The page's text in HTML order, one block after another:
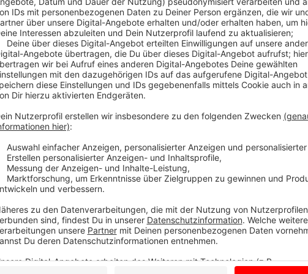
Tom Hoppe
Facts for Fun: "Straftat
Anzeige
Facts for Fun mit Tom Hoppe
Anzeige
Wenn andere euch nur Fakten, Fakten, Fakten um
Portion Humor mit rein. Von kurios bis erhellend -
anders und erfrischender.